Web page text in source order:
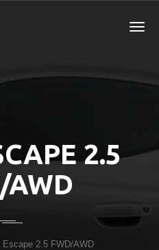
2.5
AWD
Escape 2.5 FWD/AWD